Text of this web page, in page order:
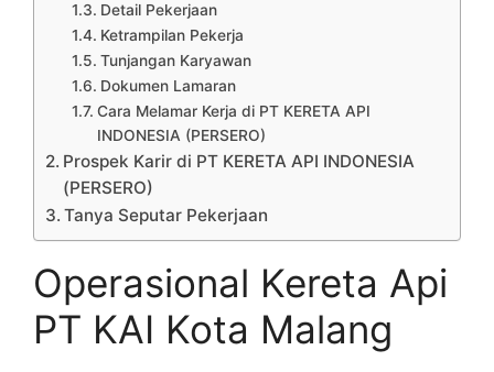
Detail Pekerjaan
Ketrampilan Pekerja
Tunjangan Karyawan
Dokumen Lamaran
Cara Melamar Kerja di PT KERETA API
INDONESIA (PERSERO)
Prospek Karir di PT KERETA API INDONESIA
(PERSERO)
Tanya Seputar Pekerjaan
Operasional Kereta Api
PT KAI Kota Malang